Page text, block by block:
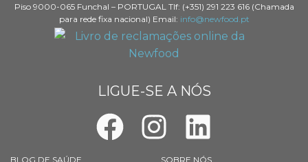
Piso 9000-065 Funchal – PORTUGAL Tlf: (+351) 291 223 616 (Chamada
para rede fixa nacional) Email: info@newfood.pt
LIGUE-SE A NÓS
BLOG DE SAÚDE SOBRE NÓS